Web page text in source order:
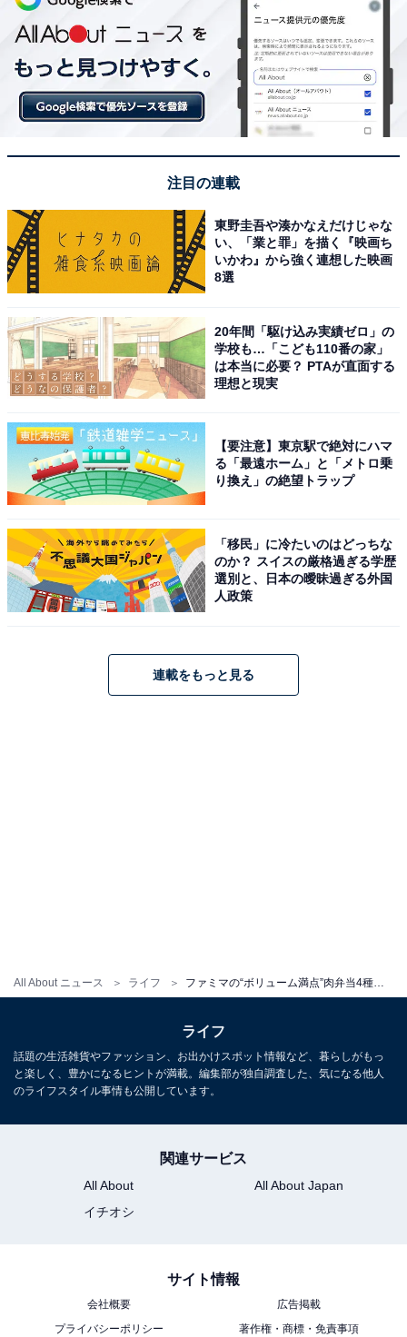
All About ニュース ライフ
■「赤ワイン仕立てのオニオンソース ポークソテー弁
当」（税込648円）
「赤ワイン仕立てのオニオンソース ポークソテー弁当」（税込648円）
今回が初登場のポークソテー弁当。適度な脂身と旨みの
ある、厚さ約10ミリの肩ロース肉を使用し、やわらかく
仕上げました。ソースは赤ワインでコクと旨みを出し、
みじん切りにした玉ねぎを使用。旨みと食感の双方を楽
しめる仕立てとなっています。
■「肉の旨みとやわらか食感！特製とんかつ弁当」（税
込648円）
で、やわらかく、肉本来の旨みが味わえるとんかつに仕
用した、酸味と甘みのバランスがとれたオリジナルソー
スです。
注目の連載
東野圭吾や湊かなえだけじゃな
い、「業と罪」を描く『映画ち
いかわ』から強く連想した映画
8選
20年間「駆け込み実績ゼロ」の
学校も…「こども110番の家」
は本当に必要？ PTAが直面する
理想と現実
【要注意】東京駅で絶対にハマ
る「最遠ホーム」と「メトロ乗
り換え」の絶望トラップ
「移民」に冷たいのはどっちな
のか？ スイスの厳格過ぎる学歴
選別と、日本の曖昧過ぎる外国
人政策
連載をもっと見る
ライフ
話題の生活雑貨やファッション、お出かけスポット情報など、暮らしがもっ
と楽しく、豊かになるヒントが満載。編集部が独自調査した、気になる他人
のライフスタイル事情も公開しています。
関連サービス
All About
All About Japan
イチオシ
サイト情報
会社概要
広告掲載
プライバシーポリシー
著作権・商標・免責事項